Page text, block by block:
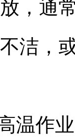
，通
洁，
温作